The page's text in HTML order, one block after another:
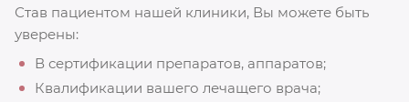
Став пациентом нашей клиники, Вы можете быть
уверены:
В сертификации препаратов, аппаратов;
Квалификации вашего лечащего врача;